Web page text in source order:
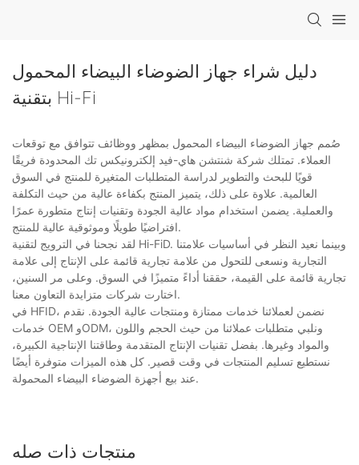
دليل شراء جهاز الضوضاء البيضاء المحمول
بتقنية Hi-Fi
صُمم جهاز الضوضاء البيضاء المحمول بمظهر ووظائف تتوافق مع توقعات
العملاء. تمتلك شركة شنتشن هاي-فيد إلكترونيكس تك المحدودة فريقًا
قويًا للبحث والتطوير لدراسة المتطلبات المتغيرة للمنتج في السوق
العالمية. علاوة على ذلك، يتميز المنتج بكفاءة عالية من حيث التكلفة
والعملية. يضمن استخدام مواد عالية الجودة وتقنيات إنتاج متطورة عمرًا
افتراضيًا طويلًا وموثوقية عالية للمنتج.
لقد نجحنا في الترويج لتقنية Hi-FiD. وبينما نعيد النظر في أساسيات علامتنا
التجارية ونسعى للتحول من علامة تجارية قائمة على الإنتاج إلى علامة
تجارية قائمة على القيمة، حققنا أداءً متميزًا في السوق. وعلى مر السنين،
اختارت شركات متزايدة التعاون معنا.
في HFID، نضمن لعملائنا خدمات ممتازة ومنتجات عالية الجودة. نقدم
خدمات OEM وODM، ونلبي متطلبات عملائنا من حيث الحجم واللون
والمواد وغيرها. بفضل تقنيات الإنتاج المتقدمة وطاقتنا الإنتاجية الكبيرة،
نستطيع تسليم المنتجات في وقت قصير. كل هذه الميزات متوفرة أيضًا
عند بيع أجهزة الضوضاء البيضاء المحمولة.
منتجات ذات صله